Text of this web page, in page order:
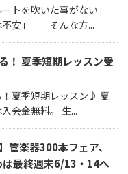
トを吹いた事がない」
不安」——そんな方...
！ 夏季短期レッスン受
夏季短期レッスン♪ 夏
会金無料。 生...
管楽器300本フェア、
最終週末6/13・14へ